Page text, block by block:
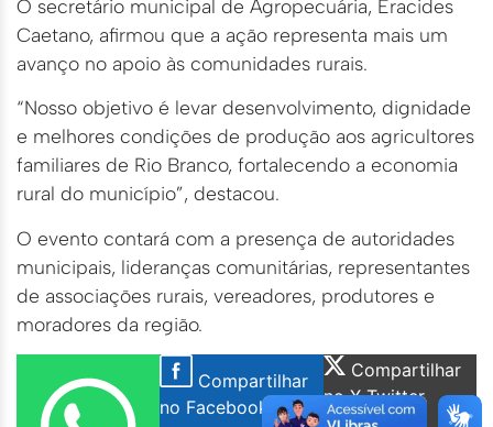
O secretário municipal de Agropecuária, Eracides
Caetano, afirmou que a ação representa mais um
avanço no apoio às comunidades rurais.
“Nosso objetivo é levar desenvolvimento, dignidade
e melhores condições de produção aos agricultores
familiares de Rio Branco, fortalecendo a economia
rural do município”, destacou.
O evento contará com a presença de autoridades
municipais, lideranças comunitárias, representantes
de associações rurais, vereadores, produtores e
moradores da região.
Compartilhar
no Facebook
Compartilhar
no X Twitter